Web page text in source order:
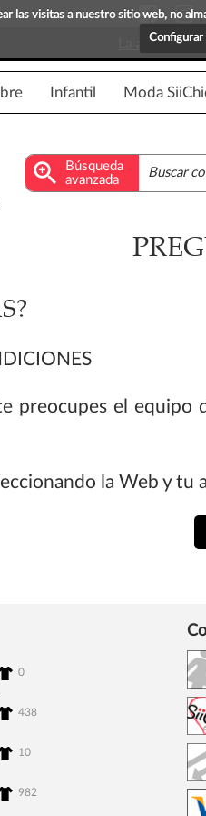
las visitas a nuestro sitio web, no
Configurar
y vende moda!
La app para
Infantil Moda
zoom_in
Búsqueda
avanzada
preocupes el
la Web y tu
0
438
10
982